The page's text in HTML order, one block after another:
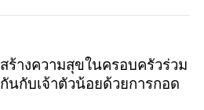
สร้างความสุขในครอบครัวร่วม
กันกับเจ้าตัวน้อยด้วยการกอด